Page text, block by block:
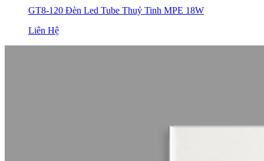
GT8-120 Đèn Led Tube Thuỷ Tinh MPE 18W
Liên Hệ